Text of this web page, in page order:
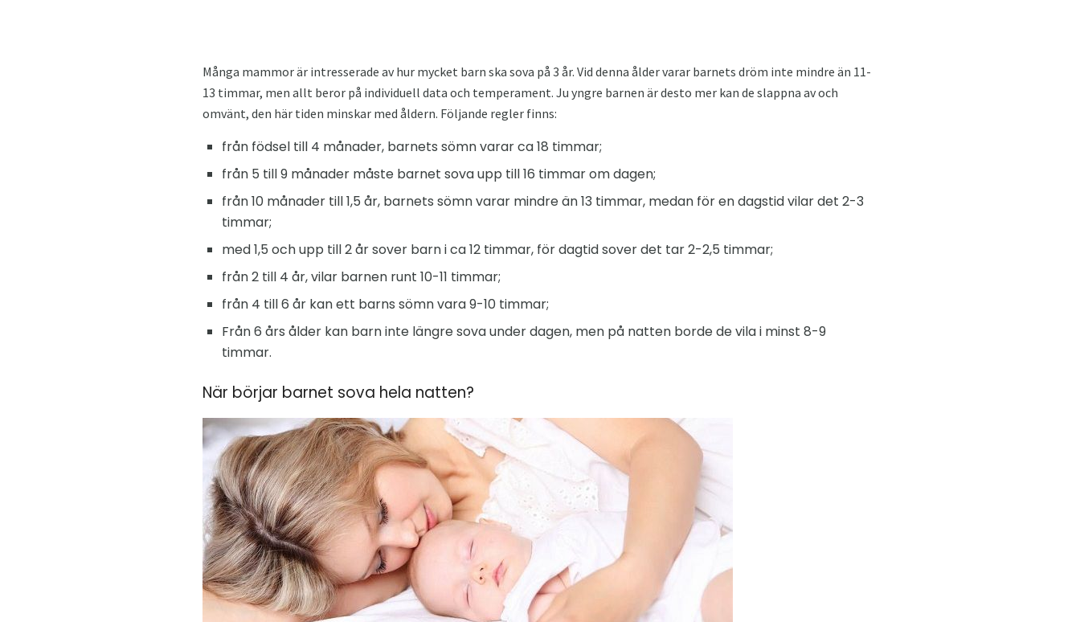
Många mammor är intresserade av hur mycket barn ska sova på 3 år. Vid denna ålder varar barnets dröm inte mindre än 11-
13 timmar, men allt beror på individuell data och temperament. Ju yngre barnen är desto mer kan de slappna av och
omvänt, den här tiden minskar med åldern. Följande regler finns:
från födsel till 4 månader, barnets sömn varar ca 18 timmar;
från 5 till 9 månader måste barnet sova upp till 16 timmar om dagen;
från 10 månader till 1,5 år, barnets sömn varar mindre än 13 timmar, medan för en dagstid vilar det 2-3
timmar;
med 1,5 och upp till 2 år sover barn i ca 12 timmar, för dagtid sover det tar 2-2,5 timmar;
från 2 till 4 år, vilar barnen runt 10-11 timmar;
från 4 till 6 år kan ett barns sömn vara 9-10 timmar;
Från 6 års ålder kan barn inte längre sova under dagen, men på natten borde de vila i minst 8-9
timmar.
När börjar barnet sova hela natten?